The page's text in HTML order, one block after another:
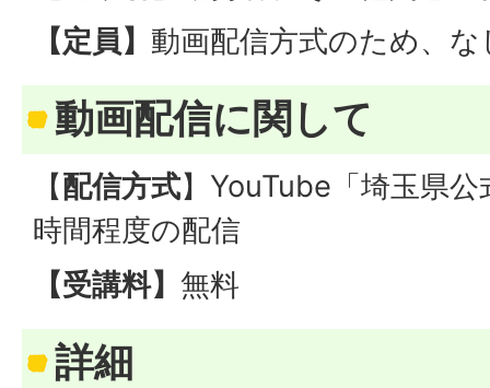
【定員】 動画配信方式のため、な
動画配信に関して
【配信方式】YouTube「埼玉県
時間程度の配信
【受講料】 無料
詳細